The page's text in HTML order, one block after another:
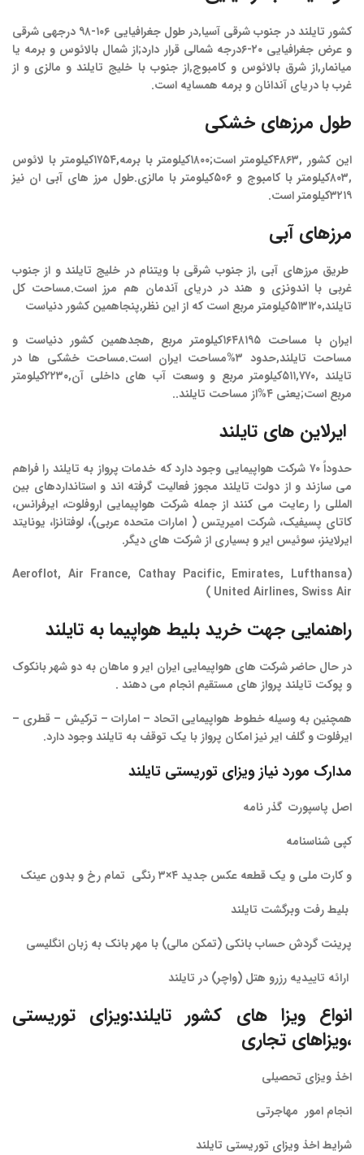
کشور تایلند در جنوب شرقی آسیا,در طول جغرافیایی ۱۰۶-۹۸ درجهی شرقی
و عرض جغرافیایی ۲۰-۶درجه شمالی قرار دارد;از شمال بالائوس و برمه یا
میانمار,از شرق بالائوس و کامبوج,از جنوب با خلیج تایلند و مالزی و از
غرب با دریای آندانان و برمه همسایه است.
طول مرزهای خشکی
این کشور ,۴۸۶۳کیلومتر است;۱۸۰۰کیلومتر با برمه,۱۷۵۴کیلومتر با لائوس
,۸۰۳کیلومتر با کامبوج و ۵۰۶کیلومتر با مالزی.طول مرز های آبی ان نیز
۳۲۱۹کیلومتر است.
مرزهای آبی
طریق مرزهای آبی ,از جنوب شرقی با ویتنام در خلیج تایلند و از جنوب
غربی با اندونزی و هند در دریای آندمان هم مرز است.مساحت کل
تایلند,۵۱۳۱۲۰کیلومتر مربع است که از این نظر,پنجاهمین کشور دنیاست
ایران با مساحت ۱۶۴۸۱۹۵کیلومتر مربع ,هجدهمین کشور دنیاست و
مساحت تایلند,حدود ۳%مساحت ایران است.مساحت خشکی ها در
تایلند ,۵۱۱,۷۷۰کیلومتر مربع و وسعت آب های داخلی آن,۲۲۳۰کیلومتر
مربع است;یعنی ۴%از مساحت تایلند..
ایرلاین های تایلند
حدوداً ۷۰ شرکت هواپیمایی وجود دارد که خدمات پرواز به تایلند را فراهم
می سازند و از دولت تایلند مجوز فعالیت گرفته اند و استانداردهای بین
المللی را رعایت می کنند از جمله شرکت هواپیمایی اروفلوت، ایرفرانس،
کاتای پسیفیک، شرکت امیریتس ( امارات متحده عربی)، لوفتانزا، یونایتد
ایرلاینز، سوئیس ایر و بسیاری از شرکت های دیگر.
(Aeroflot, Air France, Cathay Pacific, Emirates, Lufthansa
United Airlines, Swiss Air)
راهنمایی جهت خرید بلیط هواپیما به تایلند
در حال حاضر شرکت های هواپیماییایران ایر و ماهان به دو شهربانکوک
و پوکت تایلند پرواز های مستقیم انجام می دهند .
همچنین به وسیله خطوط هواپیمایی اتحاد–امارات – ترکیش – قطری –
ایرفلوتو گلف ایرنیزامکان پرواز با یک توقف به تایلندوجوددارد.
مدارک مورد نیازویزای توریستی تایلند
اصل پاسپورت گذر نامه
کپی شناسنامه
و کارت ملی و یک قطعه عکس جدید ۴×۳ رنگی تمام رخ و بدون عینک
بلیط رفت وبرگشت تایلند
پرینت گردش حساب بانکی (تمکن مالی) با مهر بانک به زبان انگلیسی
ارائه تاییدیه رزرو هتل (واچر) در تایلند
انواع ویزا های کشور تایلند:ویزای توریستی
،ویزاهای تجاری
اخذ ویزای تحصیلی
انجام امور مهاجرتی
شرایطاخذویزای توریستی تایلند